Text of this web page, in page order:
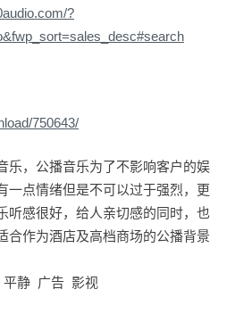
?
750643/
乐，公播音乐为了不影响客户的娱
一点情绪但是不可以过于强烈，更
听感很好，给人亲切感的同时，也
合作为酒店及高档商场的公播背景
静 广告 影视